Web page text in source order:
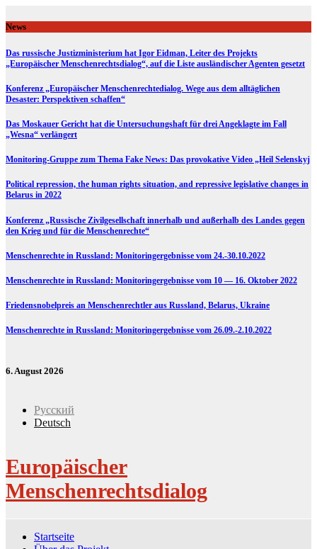
to
content
News
Das russische Justizministerium hat Igor Eidman, Leiter des Projekts
„Europäischer Menschenrechtsdialog“, auf die Liste ausländischer Agenten gesetzt
Konferenz „Europäischer Menschenrechtedialog. Wege aus dem alltäglichen
Desaster: Perspektiven schaffen“
Das Moskauer Gericht hat die Untersuchungshaft für drei Angeklagte im Fall
„Wesna“ verlängert
Monitoring-Gruppe zum Thema Fake News: Das provokative Video „Heil Selenskyj
Political repression, the human rights situation, and repressive legislative changes in
Belarus in 2022
Konferenz „Russische Zivilgesellschaft innerhalb und außerhalb des Landes gegen
den Krieg und für die Menschenrechte“
Menschenrechte in Russland: Monitoringergebnisse vom 24.-30.10.2022
Menschenrechte in Russland: Monitoringergebnisse vom 10 — 16. Oktober 2022
Friedensnobelpreis an Menschenrechtler aus Russland, Belarus, Ukraine
Menschenrechte in Russland: Monitoringergebnisse vom 26.09.-2.10.2022
6. August 2026
Русский
Deutsch
Europäischer
Menschenrechtsdialog
Startseite